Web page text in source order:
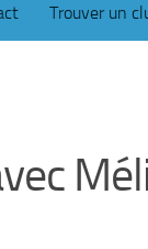
Trouver un